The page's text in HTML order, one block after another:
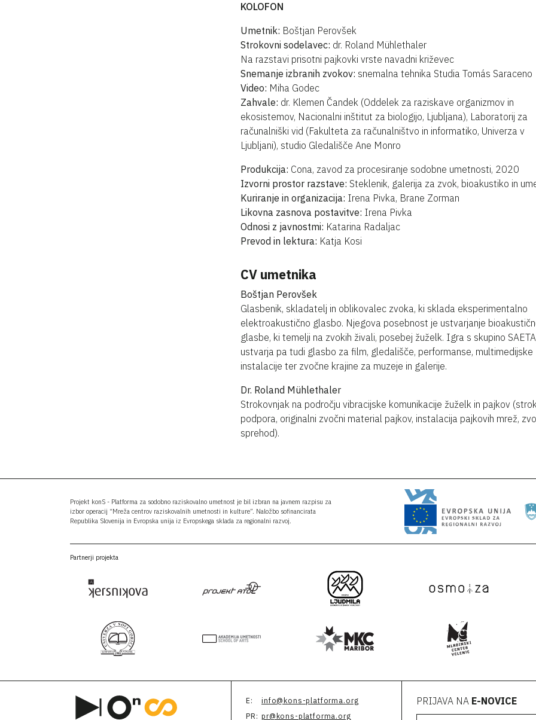
KOLOFON
Umetnik: Boštjan Perovšek
Strokovni sodelavec: dr. Roland Mühlethaler
Na razstavi prisotni pajkovki vrste navadni križevec
Snemanje izbranih zvokov: snemalna tehnika Studia Tomás Saraceno
Video: Miha Godec
Zahvale: dr. Klemen Čandek (Oddelek za raziskave organizmov in
ekosistemov, Nacionalni inštitut za biologijo, Ljubljana), Laboratorij za
računalniški vid (Fakulteta za računalništvo in informatiko, Univerza v
Ljubljani), studio Gledališče Ane Monro
Produkcija: Cona, zavod za procesiranje sodobne umetnosti, 2020
Izvorni prostor razstave: Steklenik, galerija za zvok, bioakustiko in
Kuriranje in organizacija: Irena Pivka, Brane Zorman
Likovna zasnova postavitve: Irena Pivka
Odnosi z javnostmi: Katarina Radaljac
Prevod in lektura: Katja Kosi
CV umetnika
Boštjan Perovšek
Glasbenik, skladatelj in oblikovalec zvoka, ki sklada eksperimentalno
elektroakustično glasbo. Njegova posebnost je ustvarjanje
glasbe, ki temelji na zvokih živali, posebej žuželk. Igra s skupino
ustvarja pa tudi glasbo za film, gledališče, performanse, multimedijske
instalacije ter zvočne krajine za muzeje in galerije.
Dr. Roland Mühlethaler
Strokovnjak na področju vibracijske komunikacije žuželk in pajkov
podpora, originalni zvočni material pajkov, instalacija pajkovih mrež,
sprehod).
Projekt konS - Platforma za sodobno raziskovalno umetnost je bil izbran na javnem razpisu za
izbor operacij “Mreža centrov raziskovalnih umetnosti in kulture”. Naložbo sofinancirata
Republika Slovenija in Evropska unija iz Evropskega sklada za regionalni razvoj.
Partnerji projekta
E:
info@kons-platforma.org
PR: pr@kons-platforma.org
PRIJAVA NA E-NOVICE